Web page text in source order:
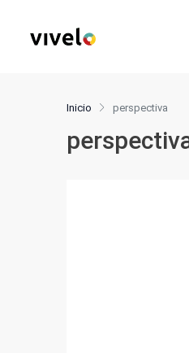
Inicio perspectiva